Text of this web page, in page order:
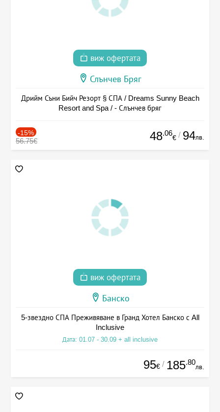
виж офертата
Слънчев Бряг
Дрийм Съни Бийч Резорт § СПА / Dreams Sunny Beach
Resort and Spa / - Слънчев бряг
-15%
56.75€ 48.06
€ / 94лв.
виж офертата
Банско
5-звездно СПА Преживяване в Гранд Хотел Банско с All
Inclusive
Дата: 01.07 - 30.09 + all inclusive
95€ / 185.80
лв.